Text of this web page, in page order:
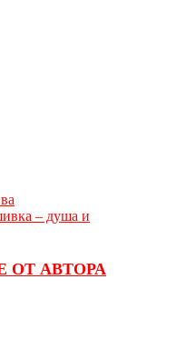
– душа и
ОТ АВТОРА